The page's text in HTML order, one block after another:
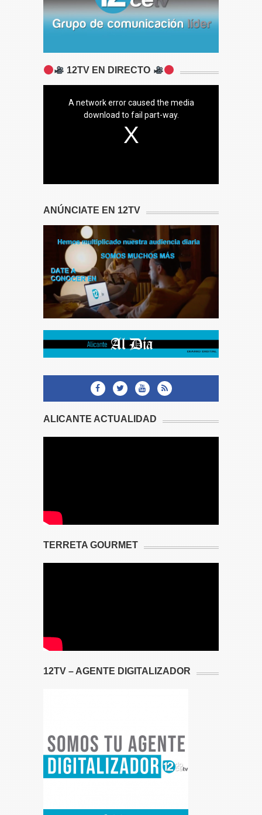
12TV EN DIRECTO
A network error caused the media
download to fail part-way.
ANÚNCIATE EN 12TV
ALICANTE ACTUALIDAD
TERRETA GOURMET
12TV – AGENTE DIGITALIZADOR